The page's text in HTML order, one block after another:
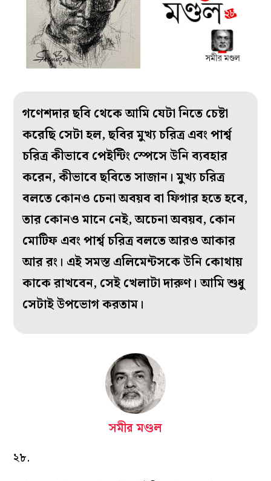
গণেশদার ছবি থেকে আমি যেটা নিতে চেষ্টা
করেছি সেটা হল, ছবির মুখ্য চরিত্র এবং পার্শ্ব
চরিত্র কীভাবে পেইন্টিং স্পেসে উনি ব্যবহার
করেন, কীভাবে ছবিতে সাজান। মুখ্য চরিত্র
বলতে কোনও চেনা অবয়ব বা ফিগার হতে হবে,
তার কোনও মানে নেই, অচেনা অবয়ব, কোন
মোটিফ এবং পার্শ্ব চরিত্র বলতে আরও আকার
আর রং। এই সমস্ত এলিমেন্টসকে উনি কোথায়
কাকে রাখবেন, সেই খেলাটা দারুণ। আমি শুধু
সেটাই উপভোগ করতাম।
সমীর মণ্ডল
২৮.